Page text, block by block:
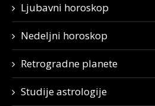
Ljubavni horoskop
Nedeljni horoskop
Retrogradne planete
Studije astrologije